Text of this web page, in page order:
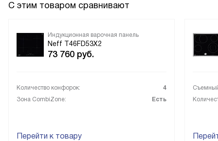
С этим товаром сравнивают
Индукционная варочная панель
Neff T46FD53X2
73 760 руб.
Количество конфорок:
4
Зона CombiZone:
Есть
Перейти к товару